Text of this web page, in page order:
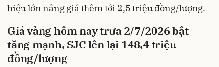
hiệu lớn nâng giá thêm tới 2,5 triệu đồng/lượng.
Giá vàng hôm nay trưa 2/7/2026 bật
tăng mạnh, SJC lên lại 148,4 triệu
đồng/lượng